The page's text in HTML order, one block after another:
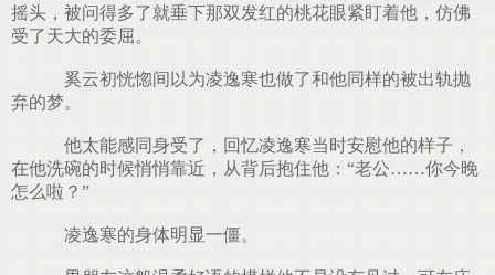
摇头，被问得多了就垂下那双发红的桃花眼紧盯着他，仿佛
受了天大的委屈。
奚云初恍惚间以为凌逸寒也做了和他同样的被出轨抛
弃的梦。
他太能感同身受了，回忆凌逸寒当时安慰他的样子，
在他洗碗的时候悄悄靠近，从背后抱住他：“老公……你今晚
怎么啦？”
凌逸寒的身体明显一僵。